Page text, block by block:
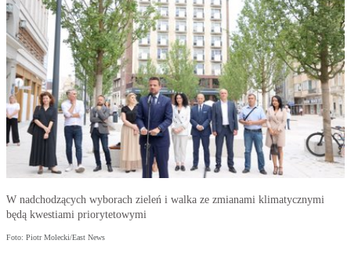
W nadchodzących wyborach zieleń i walka ze zmianami klimatycznymi
będą kwestiami priorytetowymi
Foto: Piotr Molecki/East News